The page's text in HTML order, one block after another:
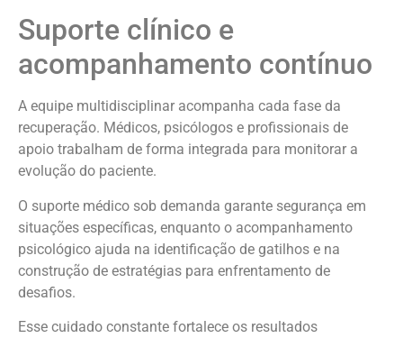
Suporte clínico e
acompanhamento contínuo
A equipe multidisciplinar acompanha cada fase da
recuperação. Médicos, psicólogos e profissionais de
apoio trabalham de forma integrada para monitorar a
evolução do paciente.
O suporte médico sob demanda garante segurança em
situações específicas, enquanto o acompanhamento
psicológico ajuda na identificação de gatilhos e na
construção de estratégias para enfrentamento de
desafios.
Esse cuidado constante fortalece os resultados